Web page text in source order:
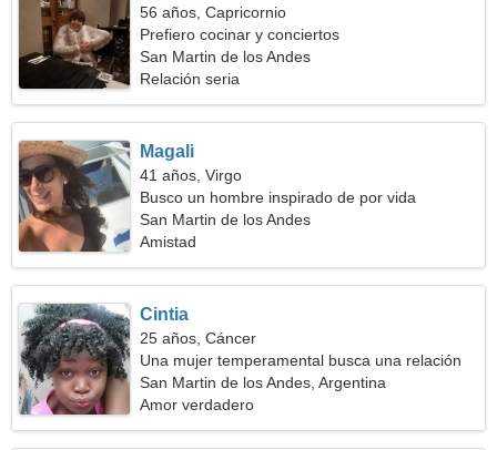
56 años, Capricornio
Prefiero cocinar y conciertos
San Martin de los Andes
Relación seria
Magali
41 años, Virgo
Busco un hombre inspirado de por vida
San Martin de los Andes
Amistad
Cintia
25 años, Cáncer
Una mujer temperamental busca una relación
amorosa
San Martin de los Andes, Argentina
Amor verdadero